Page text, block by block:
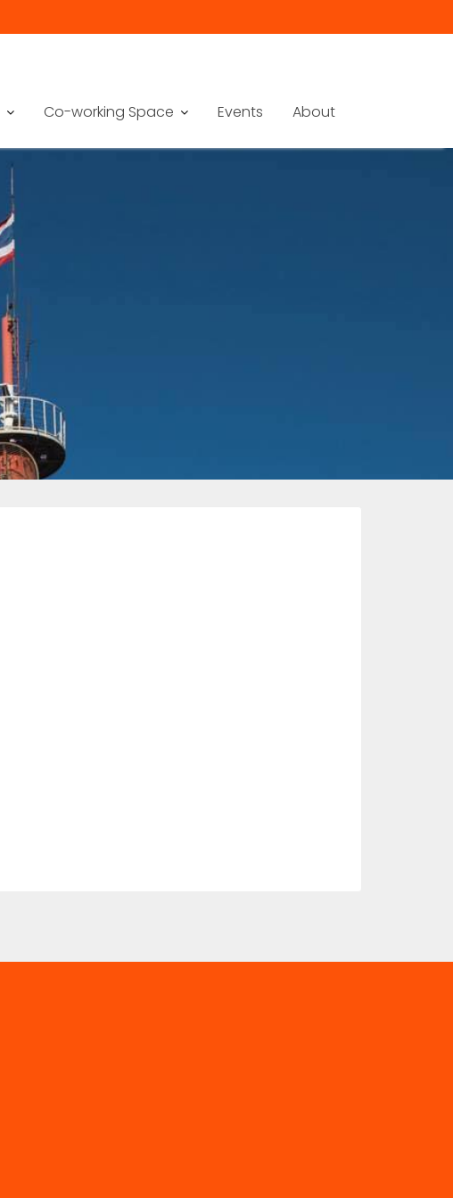
Co-working Space Events About